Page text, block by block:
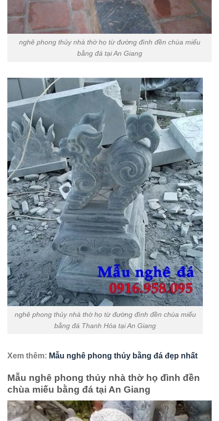
nghê phong thủy nhà thờ họ từ đường đình đền chùa miếu
bằng đá tại An Giang
nghê phong thủy nhà thờ họ từ đường đình đền chùa miếu
bằng đá Thanh Hóa tại An Giang
Xem thêm: Mẫu nghê phong thủy bằng đá đẹp nhất
Mẫu nghê phong thủy nhà thờ họ đình đền
chùa miếu bằng đá tại An Giang